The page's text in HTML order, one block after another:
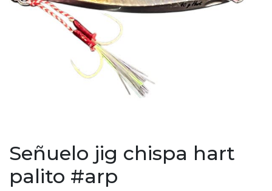
Señuelo jig chispa hart
palito #arp